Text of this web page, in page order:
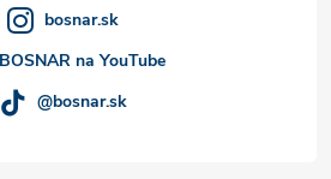
bosnar.sk
BOSNAR na YouTube
@bosnar.sk